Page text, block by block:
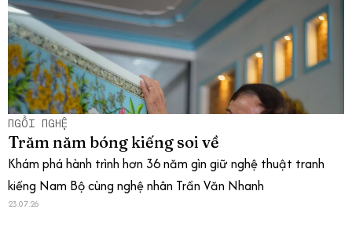
NGỒI NGHỆ
Trăm năm bóng kiếng soi về
Khám phá hành trình hơn 36 năm gìn giữ nghệ thuật tranh
kiếng Nam Bộ cùng nghệ nhân Trần Văn Nhanh
23.07.26